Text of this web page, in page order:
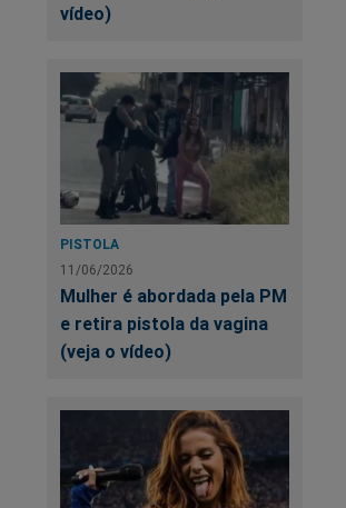
vídeo)
PISTOLA
11/06/2026
Mulher é abordada pela PM
e retira pistola da vagina
(veja o vídeo)